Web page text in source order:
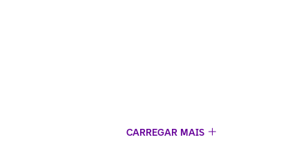
CARREGAR MAIS